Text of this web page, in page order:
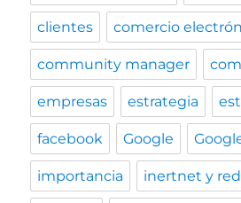
clientes comercio
community manager
empresas estrategia
facebook Google
importancia inertnet y